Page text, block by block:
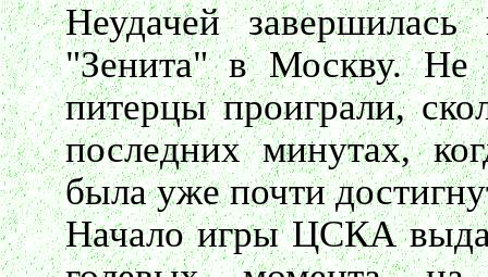
Неудачей
"Зенита" в Москву. Не
питерцы проиграли,
последних минутах,
была уже почти
Начало игры ЦСКА